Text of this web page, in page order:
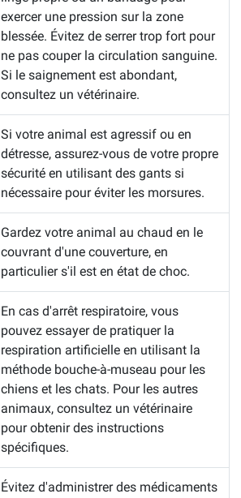
exercer une pression sur la zone
blessée. Évitez de serrer trop fort pour
ne pas couper la circulation sanguine.
Si le saignement est abondant,
consultez un vétérinaire.
Si votre animal est agressif ou en
détresse, assurez-vous de votre propre
sécurité en utilisant des gants si
nécessaire pour éviter les morsures.
Gardez votre animal au chaud en le
couvrant d'une couverture, en
particulier s'il est en état de choc.
En cas d'arrêt respiratoire, vous
pouvez essayer de pratiquer la
respiration artificielle en utilisant la
méthode bouche-à-museau pour les
chiens et les chats. Pour les autres
animaux, consultez un vétérinaire
pour obtenir des instructions
spécifiques.
Évitez d'administrer des médicaments